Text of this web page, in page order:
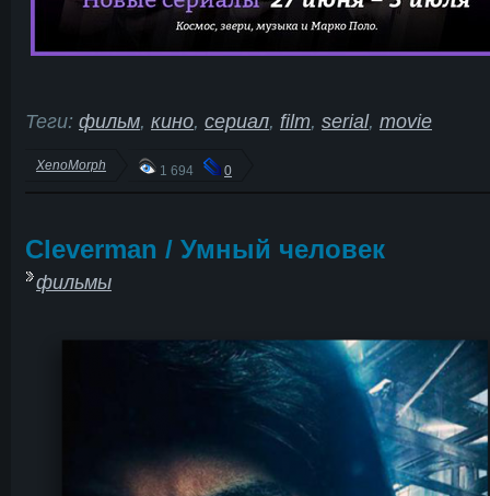
Теги: фильм, кино, сериал, film, serial, movie
XenoMorph 1 694 0
Cleverman / Умный человек
фильмы